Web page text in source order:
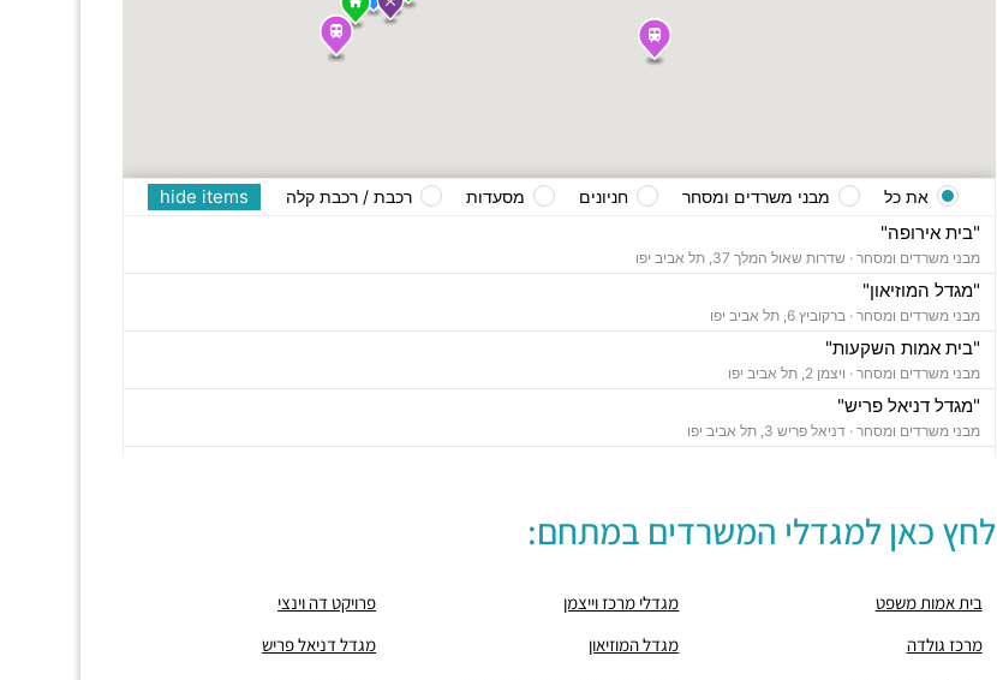
"בית אירופה"
מבני משרדים ומסחר · שדרות שאול המלך 37, תל אביב יפו
"מגדל המוזיאון"
מבני משרדים ומסחר · ברקוביץ 6, תל אביב יפו
"בית אמות השקעות"
מבני משרדים ומסחר · ויצמן 2, תל אביב יפו
"מגדל דניאל פריש"
מבני משרדים ומסחר · דניאל פריש 3, תל אביב יפו
"בית אסיה"
מבני משרדים ומסחר ·וייצמן 4, תל אביב יפו
מבני משרדים ומסחר ·
"מרכז גולדה"
hide items את כל מבני משרדים ומסחר חניונים מסעדות רכבת / רכבת קלה
לחץ כאן למגדלי המשרדים במתחם:
בית אמות משפט מגדלי מרכז וייצמן
פרויקט דה וינצי
מרכז גולדה
מגדל המוזיאון
מגדל דניאל פריש